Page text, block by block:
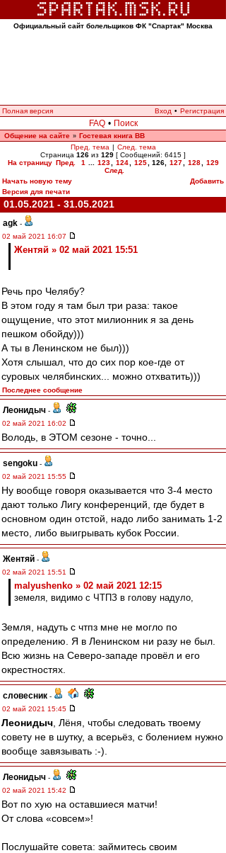
Официальный сайт болельщиков ФК "Спартак" Москва
Полная версия Вход • Регистрация
FAQ • Поиск
Общение на сайте » Гостевая книга ВВ
Пред. тема | След. тема
Страница 126 из 129 [ Сообщений: 6415 ]
На страницу Пред. 1 123 124 125 126, 127 128
129
След.
Начать новую тему
Добавить
Версия для печати
01.05.2021 - 31.05.2021
agk -
02 май 2021 16:07
Жентяй » 02 май 2021 15:51
Речь про Челябу?
В этом году я там был три раза: такое
ощущение, что этот милионник я за день
пешком обойду)))
А ты в Ленинском не был)))
Хотя слышал, что до сих пор кое-где от
суровых челябинских... можно отхватить)))
Последнее сообщение
Леонидыч -
02 май 2021 16:02
Володь, в ЭТОМ сезоне - точно...
sengoku -
02 май 2021 15:55
Ну вообще говоря оказывается что 3-4 место
дают только Лигу конференций, где будет в
основном один отстой, надо либо занимать 1-2
место, либо выигрывать кубок России.
Жентяй -
02 май 2021 15:51
malyushenko » 02 май 2021 12:15
земеля, видимо с ЧТПЗ в голову надуло,
Земля, надуть с чтпз мне не могло по
определению. Я в Ленинском ни разу не был.
Всю жизнь на Северо-западе провёл и его
окрестностях.
словесник -
02 май 2021 15:45
Леонидыч , Лёня, чтобы следовать твоему
совету не в шутку, а всерьёз, с болением нужно
вообще завязывать :-).
Леонидыч -
02 май 2021 15:42
Вот по хую на оставшиеся матчи!
От слова «совсем»!
Послушайте совета: займитесь своим